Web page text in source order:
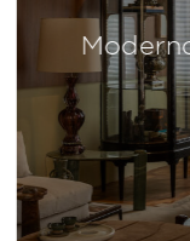
Eternos 2024